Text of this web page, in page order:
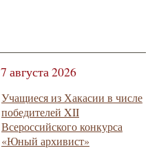
7 августа 2026
Учащиеся из Хакасии в числе
победителей XII
Всероссийского конкурса
«Юный архивист»